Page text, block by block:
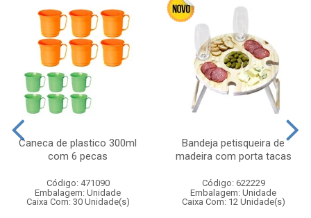
Caneca de plastico 300ml
com 6 pecas
Código: 471090
Embalagem: Unidade
Caixa Com: 30 Unidade(s)
Bandeja petisqueira de
madeira com porta tacas
Código: 622229
Embalagem: Unidade
Caixa Com: 12 Unidade(s)